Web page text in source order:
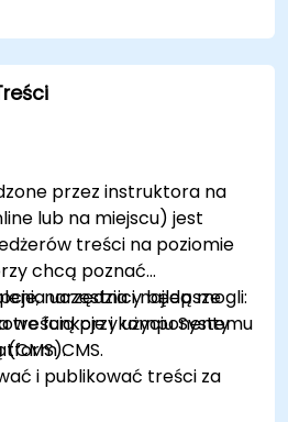
strony za
i wtyczek.
uprawnienia i
i utrzymywać strony
przez instruktora na
lub na miejscu) jest
treści na poziomie
chcą poznać
narzędzia i najlepsze
treścią przy użyciu Systemu
(CMS).
uczestnicy będą mogli:
funkcje i komponenty
CMS.
i publikować treści za